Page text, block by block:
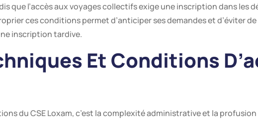
que l’accès aux voyages collectifs exige une inscription dans les
ces conditions permet d’anticiper ses demandes et d’éviter
inscription tardive.
Et Conditions
du CSE Loxam, c’est la complexité administrative et la profusion